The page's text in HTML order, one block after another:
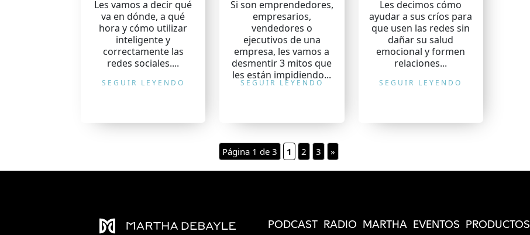
Les vamos a decir qué
va en dónde, a qué
hora y cómo utilizar
inteligente y
correctamente las
redes sociales....
SEGUIR LEYENDO
Si son emprendedores,
empresarios,
vendedores o
ejecutivos de una
empresa, les vamos a
desmentir 3 mitos que
les están impidiendo...
SEGUIR LEYENDO
Les decimos cómo
ayudar a sus críos para
que usen las redes sin
dañar su salud
emocional y formen
relaciones...
SEGUIR LEYENDO
Página 1 de 3 1 2 3 »
PODCAST RADIO MARTHA EVENTOS PRODUCTOS